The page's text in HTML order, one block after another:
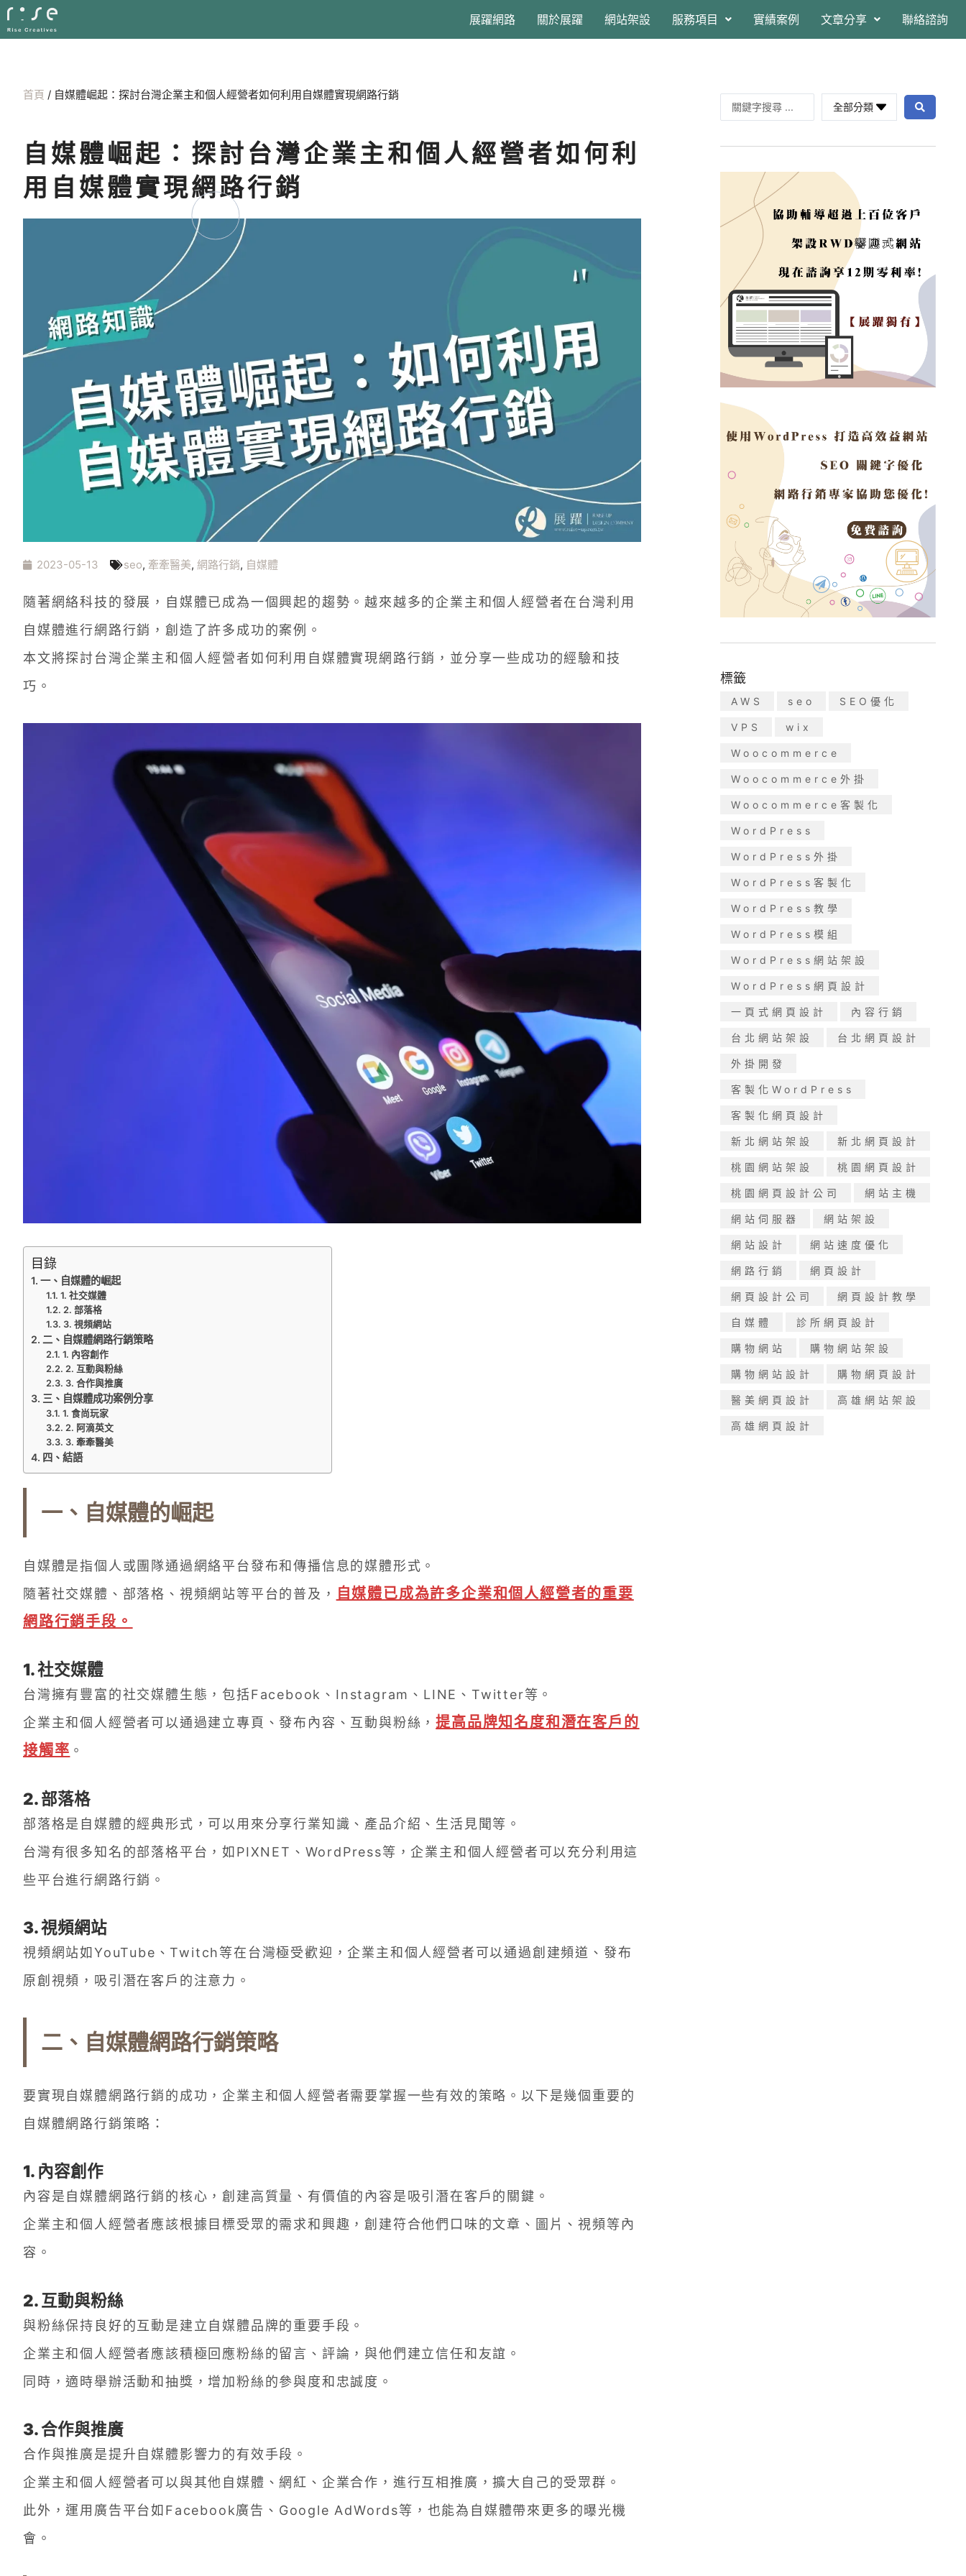
展躍網路 關於展躍 網站架設 服務項目 實績案例 文章分享 聯絡諮詢
首頁 / 自媒體崛起：探討台灣企業主和個人經營者如何利用自媒體實現網路行銷
自媒體崛起：探討台灣企業主和個人經營者如何利
用自媒體實現網路行銷
2023-05-13 seo, 牽牽醫美, 網路行銷, 自媒體
隨著網絡科技的發展，自媒體已成為一個興起的趨勢。越來越多的企業主和個人經營者在台灣利用
自媒體進行網路行銷，創造了許多成功的案例。
本文將探討台灣企業主和個人經營者如何利用自媒體實現網路行銷，並分享一些成功的經驗和技
巧。
目錄
一、自媒體的崛起
1. 社交媒體
2. 部落格
3. 視頻網站
二、自媒體網路行銷策略
1. 內容創作
2. 互動與粉絲
3. 合作與推廣
三、自媒體成功案例分享
1. 食尚玩家
2. 阿滴英文
3. 牽牽醫美
四、結語
一、自媒體的崛起
自媒體是指個人或團隊通過網絡平台發布和傳播信息的媒體形式。
隨著社交媒體、部落格、視頻網站等平台的普及， 自媒體已成為許多企業和個人經營者的重要
網路行銷手段。
1. 社交媒體
台灣擁有豐富的社交媒體生態，包括Facebook、Instagram、LINE、Twitter等。
企業主和個人經營者可以通過建立專頁、發布內容、互動與粉絲，提高品牌知名度和潛在客戶的
接觸率 。
2. 部落格
部落格是自媒體的經典形式，可以用來分享行業知識、產品介紹、生活見聞等。
台灣有很多知名的部落格平台，如PIXNET、WordPress等，企業主和個人經營者可以充分利用這
些平台進行網路行銷。
3. 視頻網站
視頻網站如YouTube、Twitch等在台灣極受歡迎，企業主和個人經營者可以通過創建頻道、發布
原創視頻，吸引潛在客戶的注意力。
二、自媒體網路行銷策略
要實現自媒體網路行銷的成功，企業主和個人經營者需要掌握一些有效的策略。以下是幾個重要的
自媒體網路行銷策略：
1. 內容創作
內容是自媒體網路行銷的核心，創建高質量、有價值的內容是吸引潛在客戶的關鍵。
企業主和個人經營者應該根據目標受眾的需求和興趣，創建符合他們口味的文章、圖片、視頻等內
容。
2. 互動與粉絲
與粉絲保持良好的互動是建立自媒體品牌的重要手段。
企業主和個人經營者應該積極回應粉絲的留言、評論，與他們建立信任和友誼。
同時，適時舉辦活動和抽獎，增加粉絲的參與度和忠誠度。
3. 合作與推廣
合作與推廣是提升自媒體影響力的有效手段。
企業主和個人經營者可以與其他自媒體、網紅、企業合作，進行互相推廣，擴大自己的受眾群。
此外，運用廣告平台如Facebook廣告、Google AdWords等，也能為自媒體帶來更多的曝光機
會。
全部分類
標籤
AWS seo SEO優化
VPS wix
Woocommerce
Woocommerce外掛
Woocommerce客製化
WordPress
WordPress外掛
WordPress客製化
WordPress教學
WordPress模組
WordPress網站架設
WordPress網頁設計
一頁式網頁設計 內容行銷
台北網站架設 台北網頁設計
外掛開發
客製化WordPress
客製化網頁設計
新北網站架設 新北網頁設計
桃園網站架設 桃園網頁設計
桃園網頁設計公司 網站主機
網站伺服器 網站架設
網站設計 網站速度優化
網路行銷 網頁設計
網頁設計公司 網頁設計教學
自媒體 診所網頁設計
購物網站 購物網站架設
購物網站設計 購物網頁設計
醫美網頁設計 高雄網站架設
高雄網頁設計